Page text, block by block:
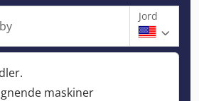
Jord
maskiner